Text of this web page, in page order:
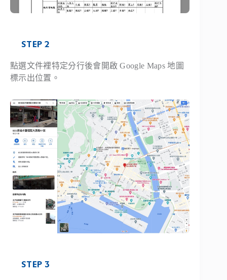
STEP 2
點選文件裡特定分行後會開啟 Google Maps 地圖
標示出位置。
STEP 3